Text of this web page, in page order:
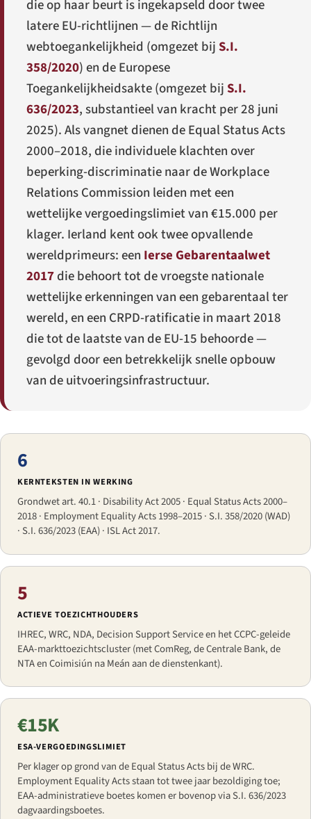
die op haar beurt is ingekapseld door twee
latere EU-richtlijnen — de Richtlijn
webtoegankelijkheid (omgezet bijS.I.
358/2020) en de Europese
Toegankelijkheidsakte (omgezet bijS.I.
636/2023, substantieel van kracht per 28 juni
2025). Als vangnet dienen de Equal Status Acts
2000–2018, die individuele klachten over
beperking-discriminatie naar de Workplace
Relations Commission leiden met een
wettelijke vergoedingslimiet van €15.000 per
klager. Ierland kent ook twee opvallende
wereldprimeurs: een Ierse Gebarentaalwet
2017die behoort tot de vroegste nationale
wettelijke erkenningen van een gebarentaal ter
wereld, en een CRPD-ratificatie in maart 2018
die tot de laatste van de EU-15 behoorde —
gevolgd door een betrekkelijk snelle opbouw
van de uitvoeringsinfrastructuur.
6
KERNTEKSTEN IN WERKING
Grondwet art. 40.1 · Disability Act 2005 · Equal Status Acts 2000–
2018 · Employment Equality Acts 1998–2015 · S.I. 358/2020 (WAD)
· S.I. 636/2023 (EAA) · ISL Act 2017.
5
ACTIEVE TOEZICHTHOUDERS
IHREC, WRC, NDA, Decision Support Service en het CCPC-geleide
EAA-markttoezichtscluster (met ComReg, de Centrale Bank, de
NTA en Coimisiún na Meán aan de dienstenkant).
€15K
ESA-VERGOEDINGSLIMIET
Per klager op grond van de Equal Status Acts bij de WRC.
Employment Equality Acts staan tot twee jaar bezoldiging toe;
EAA-administratieve boetes komen er bovenop via S.I. 636/2023
dagvaardingsboetes.